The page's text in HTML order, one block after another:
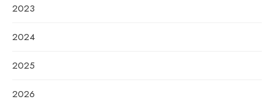
2023
2024
2025
2026